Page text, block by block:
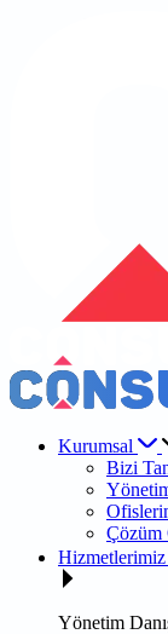
Kurumsal
Bizi
Çözüm
Hizmetlerimiz
Yönetim